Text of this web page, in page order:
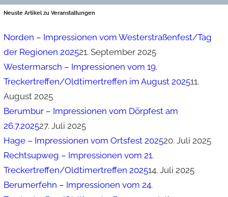
Neuste Artikel zu Veranstaltungen
Norden – Impressionen vom Westerstraßenfest/Tag
der Regionen 202521. September 2025
Westermarsch – Impressionen vom 19.
Treckertreffen/Oldtimertreffen im August 202511.
August 2025
Berumbur – Impressionen vom Dörpfest am
26.7.202527. Juli 2025
Hage – Impressionen vom Ortsfest 202520. Juli 2025
Rechtsupweg – Impressionen vom 21.
Treckertreffen/Oldtimertreffen 202514. Juli 2025
Berumerfehn – Impressionen vom 24.